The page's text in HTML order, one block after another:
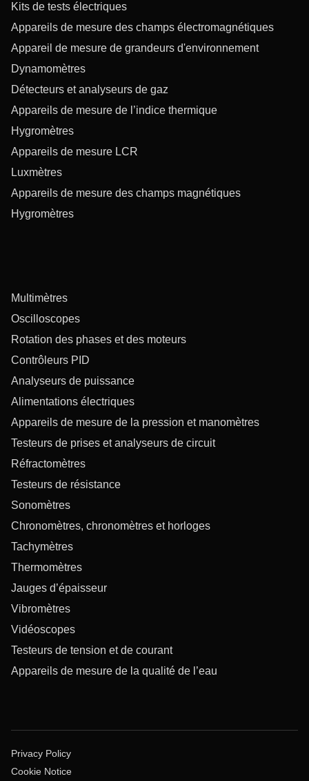
Kits de tests électriques
Appareils de mesure des champs électromagnétiques
Appareil de mesure de grandeurs d'environnement
Dynamomètres
Détecteurs et analyseurs de gaz
Appareils de mesure de l’indice thermique
Hygromètres
Appareils de mesure LCR
Luxmètres
Appareils de mesure des champs magnétiques
Hygromètres
Multimètres
Oscilloscopes
Rotation des phases et des moteurs
Contrôleurs PID
Analyseurs de puissance
Alimentations électriques
Appareils de mesure de la pression et manomètres
Testeurs de prises et analyseurs de circuit
Réfractomètres
Testeurs de résistance
Sonomètres
Chronomètres, chronomètres et horloges
Tachymètres
Thermomètres
Jauges d’épaisseur
Vibromètres
Vidéoscopes
Testeurs de tension et de courant
Appareils de mesure de la qualité de l’eau
Privacy Policy
Cookie Notice